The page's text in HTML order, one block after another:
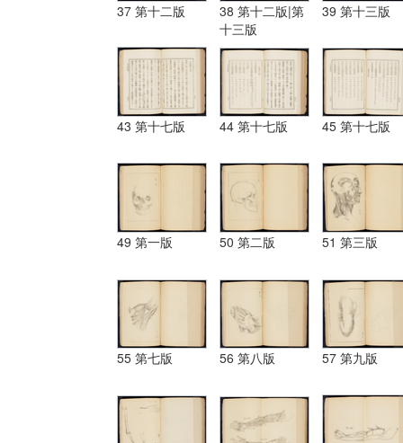
37 第十二版
38 第十二版|第
十三版
39 第十三版
43 第十七版 44 第十七版 45 第十七版
49 第一版 50 第二版 51 第三版
55 第七版 56 第八版 57 第九版